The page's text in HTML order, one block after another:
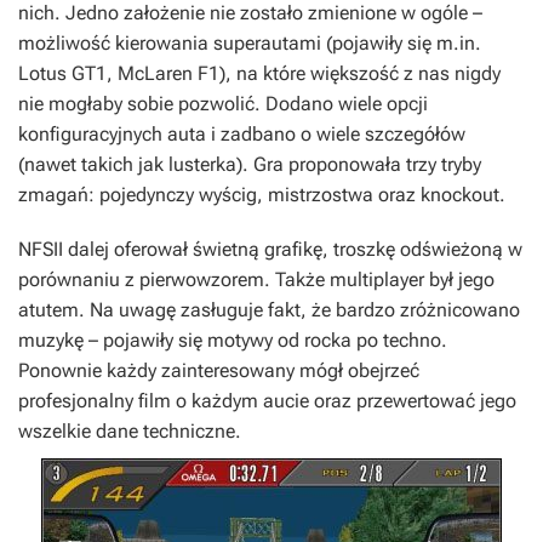
nich. Jedno założenie nie zostało zmienione w ogóle –
możliwość kierowania superautami (pojawiły się m.in.
Lotus GT1, McLaren F1), na które większość z nas nigdy
nie mogłaby sobie pozwolić. Dodano wiele opcji
konfiguracyjnych auta i zadbano o wiele szczegółów
(nawet takich jak lusterka). Gra proponowała trzy tryby
zmagań: pojedynczy wyścig, mistrzostwa oraz knockout.
NFSII dalej oferował świetną grafikę, troszkę odświeżoną w
porównaniu z pierwowzorem. Także multiplayer był jego
atutem. Na uwagę zasługuje fakt, że bardzo zróżnicowano
muzykę – pojawiły się motywy od rocka po techno.
Ponownie każdy zainteresowany mógł obejrzeć
profesjonalny film o każdym aucie oraz przewertować jego
wszelkie dane techniczne.